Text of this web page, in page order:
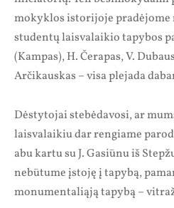
mokyklos istorijoje pradėjome
studentų laisvalaikio tapybos
(Kampas), H. Čerapas, V.
Arčikauskas – visa plejada
Dėstytojai stebėdavosi, ar
laisvalaikiu dar rengiame
abu kartu su J. Gasiūnu iš
nebūtume įstoję į tapybą,
monumentaliąją tapybą –